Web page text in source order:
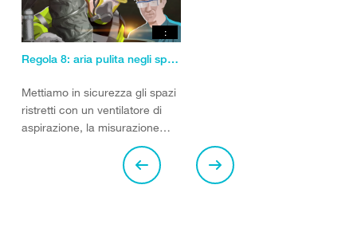
:
Regola 8: aria pulita negli spazi ristretti
Mettiamo in sicurezza gli spazi
ristretti con un ventilatore di
aspirazione, la misurazione
delle sostanze tossiche e il